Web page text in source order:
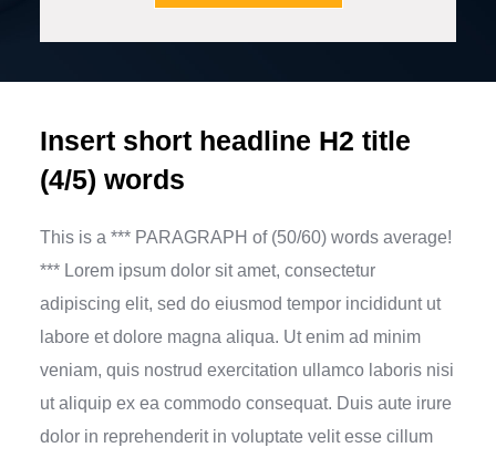
Insert short headline H2 title
(4/5) words
This is a *** PARAGRAPH of (50/60) words average!
*** Lorem ipsum dolor sit amet, consectetur
adipiscing elit, sed do eiusmod tempor incididunt ut
labore et dolore magna aliqua. Ut enim ad minim
veniam, quis nostrud exercitation ullamco laboris nisi
ut aliquip ex ea commodo consequat. Duis aute irure
dolor in reprehenderit in voluptate velit esse cillum